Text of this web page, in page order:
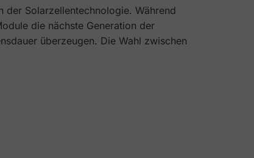
der Solarzellentechnologie. Während
die nächste Generation der
überzeugen. Die Wahl zwischen